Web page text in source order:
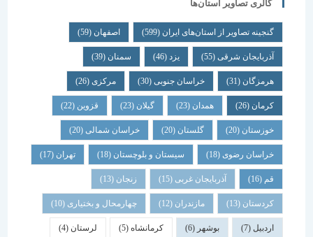
گالری تصاویر استان‌ها
گنجینه تصاویر از استان‌های ایران(599) اصفهان (59)
آذربایجان شرقی(55) یزد سمنان (39)
هرمزگان(31) خراسان جنوبی(30) مرکزی (26)
همدان گیلان قزوین
خوزستان(20) گلستان (20) خراسان شمالی(20)
خراسان رضوی(18) سیستان و بلوچستان(18) تهران
آذربایجان غربی(15) زنجان
کردستان(13) مازندران(12) چهارمحال و بختیاری (10)
بوشهر کرمانشاه(5) لرستان (4)